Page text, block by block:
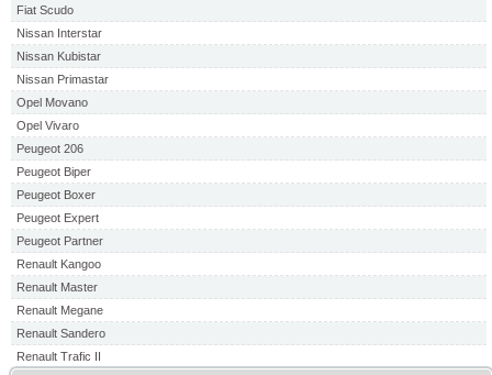
Fiat Scudo
Nissan Interstar
Nissan Kubistar
Nissan Primastar
Opel Movano
Opel Vivaro
Peugeot 206
Peugeot Biper
Peugeot Boxer
Peugeot Expert
Peugeot Partner
Renault Kangoo
Renault Master
Renault Megane
Renault Sandero
Renault Trafic II